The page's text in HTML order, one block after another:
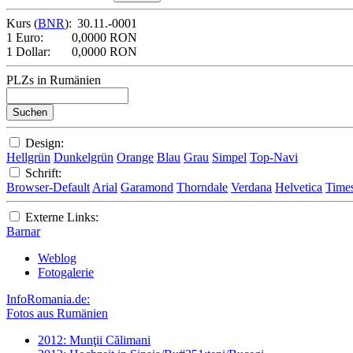
Kurs (BNR): 30.11.-0001
1 Euro:
0,0000 RON
1 Dollar:
0,0000 RON
PLZs in Rumänien
Design:
Hellgrün Dunkelgrün Orange Blau Grau Simpel Top-Navi
Schrift:
Browser-Default Arial Garamond Thorndale Verdana Helvetica
Externe Links:
Barnar
Weblog
Fotogalerie
InfoRomania.de:
Fotos aus Rumänien
2012: Munţii Călimani